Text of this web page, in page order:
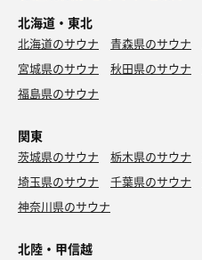
北海道・東北
北海道のサウナ 青森県のサウナ
宮城県のサウナ
秋田県のサウナ
福島県のサウナ
関東
茨城県のサウナ 栃木県のサウナ
埼玉県のサウナ
千葉県のサウナ
神奈川県のサウナ
北陸・甲信越